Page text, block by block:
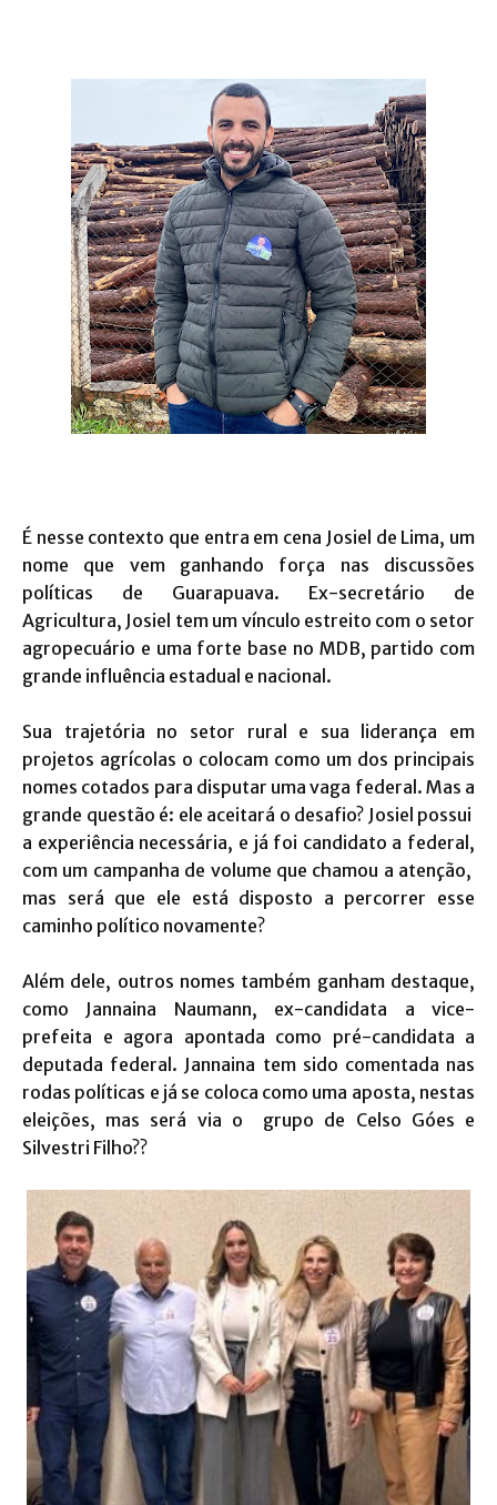
É nesse contexto que entra em cena Josiel de Lima, um
nome que vem ganhando força nas discussões
políticas de Guarapuava. Ex-secretário de
Agricultura, Josiel tem um vínculo estreito com o setor
agropecuário e uma forte base no MDB, partido com
grande influência estadual e nacional.
Sua trajetória no setor rural e sua liderança em
projetos agrícolas o colocam como um dos principais
nomes cotados para disputar uma vaga federal. Mas a
grande questão é: ele aceitará o desafio? Josiel possui
a experiência necessária, e já foi candidato a federal,
com um campanha de volume que chamou a atenção,
mas será que ele está disposto a percorrer esse
caminho político novamente?
Além dele, outros nomes também ganham destaque,
como Jannaina Naumann, ex-candidata a vice-
prefeita e agora apontada como pré-candidata a
deputada federal. Jannaina tem sido comentada nas
rodas políticas e já se coloca como uma aposta, nestas
eleições, mas será via o grupo de Celso Góes e
Silvestri Filho??